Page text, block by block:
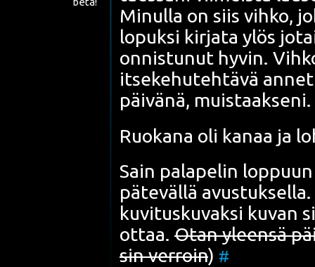
Minul­la on siis vih­ko,
lopuk­si kir­ja­ta ylös
onnis­tu­nut hyvin.
itse­ke­hu­teh­tä­vä
päi­vä­nä, muis­taak­se­ni.
Ruo­ka­na oli kanaa ja
Sain pala­pe­lin
päte­väl­lä
kuvi­tus­ku­vak­si kuvan
ottaa. Otan yleen­sä
sin ver­roin) #